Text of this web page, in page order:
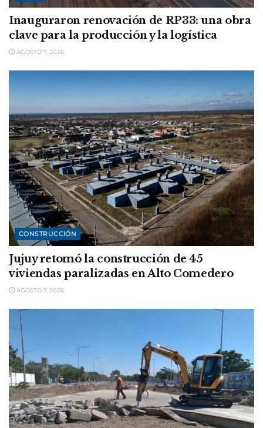
Inauguraron renovación de RP33: una obra
clave para la producción y la logística
AGOSTO 7, 2026
CONSTRUCCIÓN
Jujuy retomó la construcción de 45
viviendas paralizadas en Alto Comedero
AGOSTO 7, 2026